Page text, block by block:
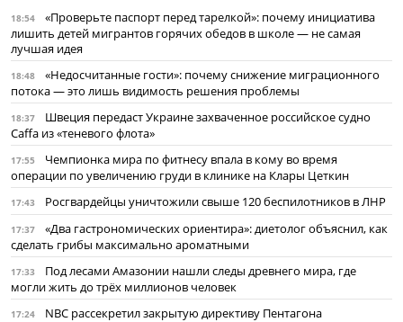
18:54
«Проверьте паспорт перед тарелкой»: почему инициатива
лишить детей мигрантов горячих обедов в школе — не самая
лучшая идея
18:48
«Недосчитанные гости»: почему снижение миграционного
потока — это лишь видимость решения проблемы
18:37
Швеция передаст Украине захваченное российское судно
Caffa из «теневого флота»
17:55
Чемпионка мира по фитнесу впала в кому во время
операции по увеличению груди в клинике на Клары Цеткин
17:43 Росгвардейцы уничтожили свыше 120 беспилотников в ЛНР
17:37
«Два гастрономических ориентира»: диетолог объяснил, как
сделать грибы максимально ароматными
17:33
Под лесами Амазонии нашли следы древнего мира, где
могли жить до трёх миллионов человек
17:24 NBC рассекретил закрытую директиву Пентагона